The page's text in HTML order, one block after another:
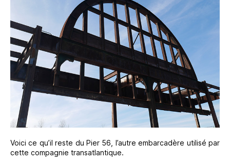
Voici ce qu’il reste du Pier 56, l’autre embarcadère utilisé par
cette compagnie transatlantique.